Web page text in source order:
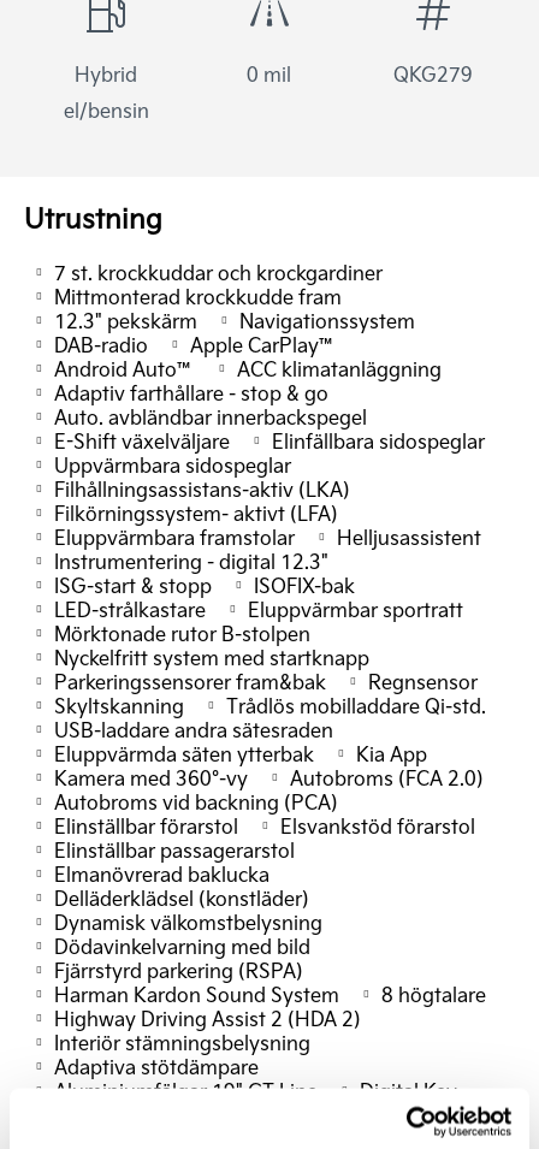
Hybrid
el/bensin
0 mil QKG279
Utrustning
7 st. krockkuddar och krockgardiner
Mittmonterad krockkudde fram
12.3" pekskärm
Navigationssystem
DAB-radio
Apple CarPlay™
Android Auto™
ACC klimatanläggning
Adaptiv farthållare - stop & go
Auto. avbländbar innerbackspegel
E-Shift växelväljare
Elinfällbara sidospeglar
Uppvärmbara sidospeglar
Filhållningsassistans-aktiv (LKA)
Filkörningssystem- aktivt (LFA)
Eluppvärmbara framstolar
Helljusassistent
Instrumentering - digital 12.3"
ISG-start & stopp
ISOFIX-bak
LED-strålkastare
Eluppvärmbar sportratt
Mörktonade rutor B-stolpen
Nyckelfritt system med startknapp
Parkeringssensorer fram&bak
Regnsensor
Skyltskanning
Trådlös mobilladdare Qi-std.
USB-laddare andra sätesraden
Eluppvärmda säten ytterbak
Kia App
Kamera med 360°-vy
Autobroms (FCA 2.0)
Autobroms vid backning (PCA)
Elinställbar förarstol
Elsvankstöd förarstol
Elinställbar passagerarstol
Elmanövrerad baklucka
Delläderklädsel (konstläder)
Dynamisk välkomstbelysning
Dödavinkelvarning med bild
Fjärrstyrd parkering (RSPA)
Harman Kardon Sound System
8 högtalare
Highway Driving Assist 2 (HDA 2)
Interiör stämningsbelysning
Adaptiva stötdämpare
Aluminiumfälgar 19" GT Line
Digital Key